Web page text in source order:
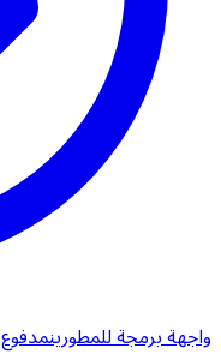
واجهة برمجة للمطورينمدفوع